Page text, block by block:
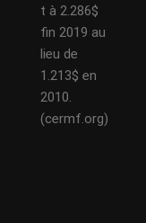
t à 2.286$
fin 2019 au
lieu de
1.213$ en
2010.
(cermf.org)